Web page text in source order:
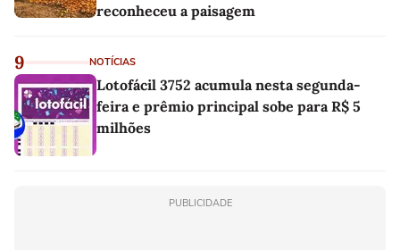
reconheceu a paisagem
9 NOTÍCIAS
Lotofácil 3752 acumula nesta segunda-
feira e prêmio principal sobe para R$ 5
milhões
PUBLICIDADE